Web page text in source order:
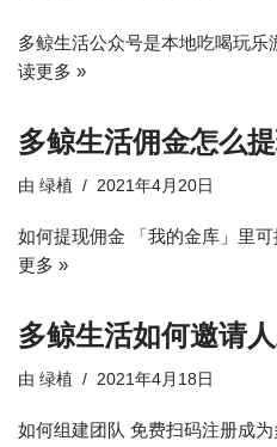
多鲸生活公众号是本地吃喝玩
读更多 »
多鲸生活佣金怎么
由 绿植 2021年4月20日
如何提现佣金 「我的金库」里
更多 »
多鲸生活如何邀请
由 绿植 2021年4月18日
如何组建团队 免费扫码注册成